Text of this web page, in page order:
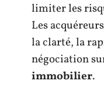
limiter les
Les
la clarté, la
négociation
immobilier.